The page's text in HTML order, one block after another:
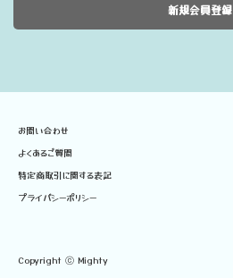
新規会員登録
お問い合わせ
よくあるご質問
特定商取引に関する表記
プライバシーポリシー
Copyright ⓒ Mighty